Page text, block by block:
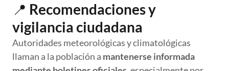
📍 Recomendaciones y
vigilancia ciudadana
Autoridades meteorológicas y climatológicas
llaman a la población a mantenerse informada